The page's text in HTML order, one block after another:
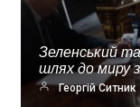
Зеленський
шлях до миру
Георгій Ситник